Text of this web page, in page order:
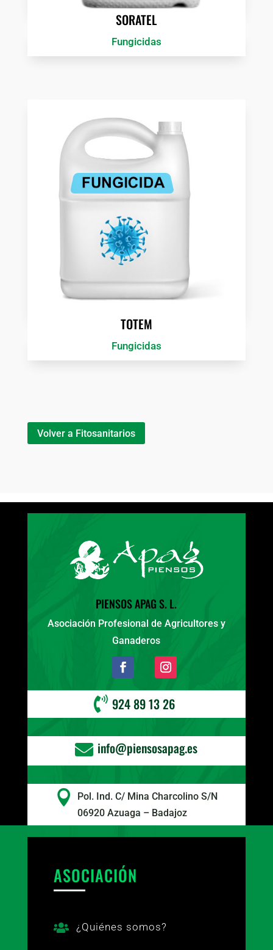
SORATEL
Fungicidas
TOTEM
Fungicidas
Volver a Fitosanitarios
PIENSOS APAG S. L.
Asociación Profesional de Agricultores y
Ganaderos
 924 89 13 26
 info@piensosapag.es

Pol. Ind. C/ Mina Charcolino S/N
06920 Azuaga – Badajoz
ASOCIACIÓN
 ¿Quiénes somos?